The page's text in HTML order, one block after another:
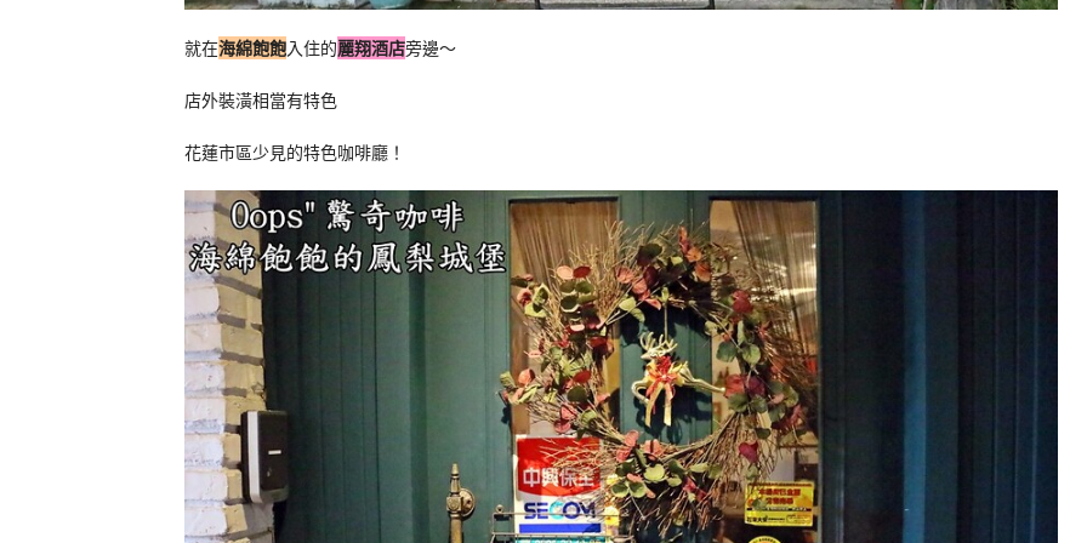
就在海綿飽飽入住的麗翔酒店旁邊～
店外裝潢相當有特色
花蓮市區少見的特色咖啡廳！